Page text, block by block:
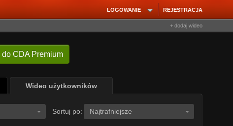
REJESTRACJA
LOGOWANIE
+ dodaj wideo
do CDA Premium
Wideo użytkowników
Sortuj po: Najtrafniejsze